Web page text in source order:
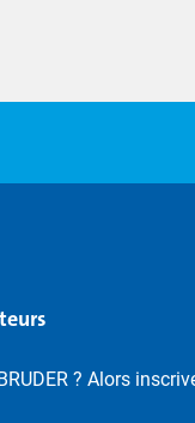
? Alors